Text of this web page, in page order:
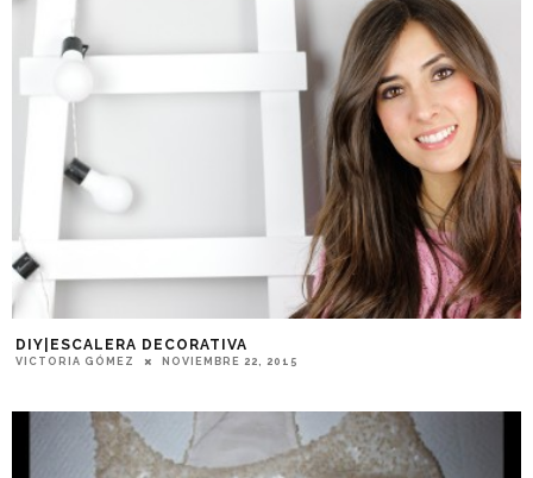
DIY|ESCALERA DECORATIVA
VICTORIA GÓMEZ NOVIEMBRE 22, 2015